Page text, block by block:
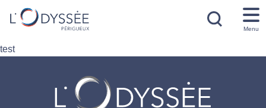
Menu
test